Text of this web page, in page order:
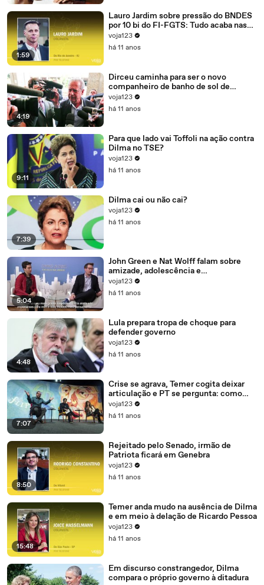
1:59
Lauro Jardim sobre pressão do BNDES
por 10 bi do FI-FGTS: Tudo acaba nas
mãos de Cunha
voja123
há 11 anos
4:19
Dirceu caminha para ser o novo
companheiro de banho de sol de
Marcelo Odebrecht e Cia.
voja123
há 11 anos
9:11
Para que lado vai Toffoli na ação contra
Dilma no TSE?
voja123
há 11 anos
7:39
Dilma cai ou não cai?
voja123
há 11 anos
5:04
John Green e Nat Wolff falam sobre
amizade, adolescência e
amadurecimento
voja123
há 11 anos
4:48
Lula prepara tropa de choque para
defender governo
voja123
há 11 anos
7:07
Crise se agrava, Temer cogita deixar
articulação e PT se pergunta: como
recompor o governo?
voja123
há 11 anos
8:50
Rejeitado pelo Senado, irmão de
Patriota ficará em Genebra
voja123
há 11 anos
15:48
Temer anda mudo na ausência de Dilma
e em meio à delação de Ricardo Pessoa
voja123
há 11 anos
Em discurso constrangedor, Dilma
compara o próprio governo à ditadura